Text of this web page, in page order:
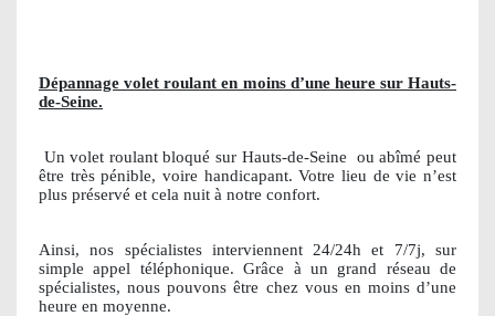
Dépannage volet roulant en moins d’une heure sur Hauts-
de-Seine.
Un volet roulant bloqué sur Hauts-de-Seine
ou abîmé peut
être très pénible, voire handicapant. Votre lieu de vie n’est
plus préservé et cela nuit à notre confort.
Ainsi, nos spécialistes interviennent 24/24h et 7/7j, sur
simple appel téléphonique. Grâce à un grand réseau de
spécialistes, nous pouvons être chez vous en moins d’une
heure en moyenne.